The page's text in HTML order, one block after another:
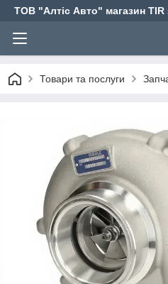
ТОВ "Алтіс Авто" магазин TIR
Товари та послуги